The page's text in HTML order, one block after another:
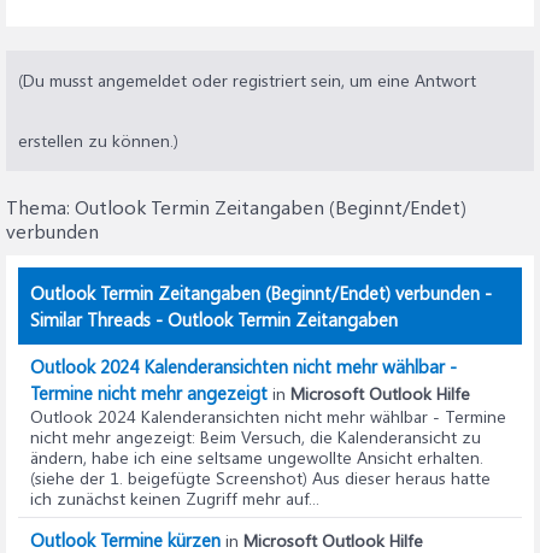
(Du musst angemeldet oder registriert sein, um eine Antwort
erstellen zu können.)
Thema: Outlook Termin Zeitangaben (Beginnt/Endet)
verbunden
Outlook Termin Zeitangaben (Beginnt/Endet) verbunden -
Similar Threads - Outlook Termin Zeitangaben
Outlook 2024 Kalenderansichten nicht mehr wählbar -
Termine nicht mehr angezeigt in Microsoft Outlook Hilfe
Outlook 2024 Kalenderansichten nicht mehr wählbar - Termine
nicht mehr angezeigt: Beim Versuch, die Kalenderansicht zu
ändern, habe ich eine seltsame ungewollte Ansicht erhalten.
(siehe der 1. beigefügte Screenshot) Aus dieser heraus hatte
ich zunächst keinen Zugriff mehr auf...
Outlook Termine kürzen in Microsoft Outlook Hilfe